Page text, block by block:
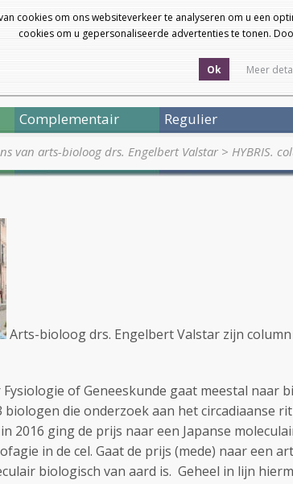
cookies om ons websiteverkeer te analyseren om u een
cookies om u gepersonaliseerde advertenties te tonen.
Ok Meer
Complementair Regulier
van arts-bioloog drs. Engelbert Valstar> HYBRIS.
Arts-bioloog drs. Engelbert Valstar zijn
of Geneeskunde gaat meestal naar
die onderzoek aan het circadiaanse
2016 ging de prijs naar een Japanse
in de cel. Gaat de prijs (mede) naar een
biologisch van aard is. Geheel in lijn